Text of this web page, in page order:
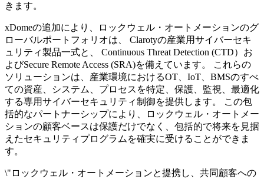
きます。
xDomeの追加により、ロックウェル・オートメーションのグ
ローバルポートフォリオは、 Clarotyの産業用サイバーセキ
ュリティ製品一式と、 Continuous Threat Detection (CTD）お
よびSecure Remote Access (SRA)を備えています。 これらの
ソリューションは、産業環境におけるOT、IoT、BMSのすべ
ての資産、システム、プロセスを特定、保護、監視、最適化
する専用サイバーセキュリティ制御を提供します。 この包
括的なパートナーシップにより、ロックウェル・オートメー
ションの顧客ベースは保護だけでなく、包括的で将来を見据
えたセキュリティプログラムを確実に受けることができま
す。
\"ロックウェル・オートメーションと提携し、共同顧客への